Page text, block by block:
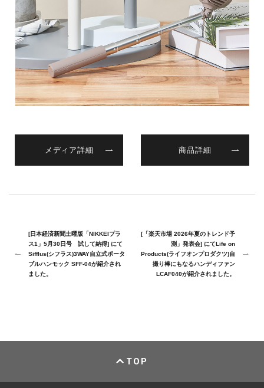
メディア詳細 商品詳細
[日本経済新聞土曜版「NIKKEIプラ
ス1」5月30日号 試して納得] にて
Sifflus(シフラス)3WAY自立式ポータ
ブルハンモック SFF-04が紹介され
ました。
[「楽天市場 2026年夏のトレンド予
測」発表会] にてLife on
Products(ライフオンプロダクツ)自
撮り棒にもなるハンディファン
LCAF040が紹介されました。
TOP